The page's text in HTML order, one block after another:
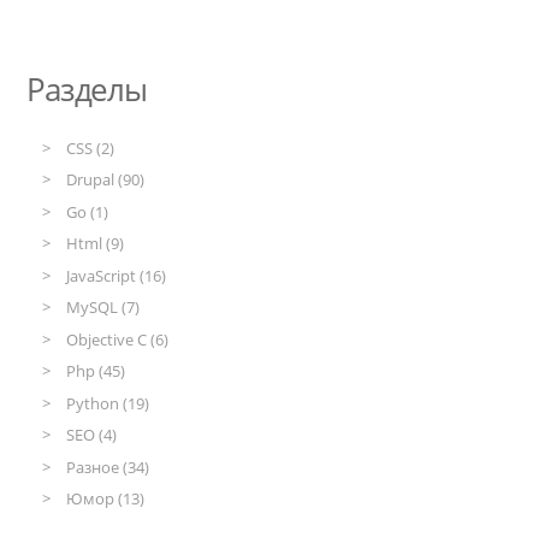
Разделы
CSS (2)
Drupal (90)
Go (1)
Html (9)
JavaScript (16)
MySQL (7)
Objective C (6)
Php (45)
Python (19)
SEO (4)
Разное (34)
Юмор (13)